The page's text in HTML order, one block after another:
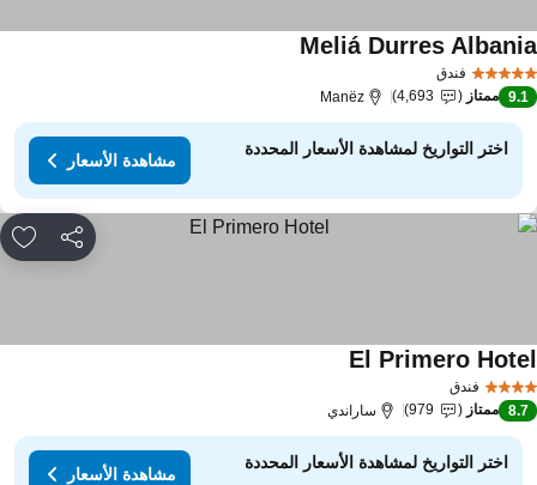
فندق
Meliá Durres
9.1 ممتاز 4,693
Manëz
اختر التواريخ لمشاهدة الأسعار المحددة
مشاهدة الأسعار
مشاركة
فندق
El Primero
8.7 ممتاز 979 ساراندي
اختر التواريخ لمشاهدة الأسعار المحددة
مشاهدة الأسعار